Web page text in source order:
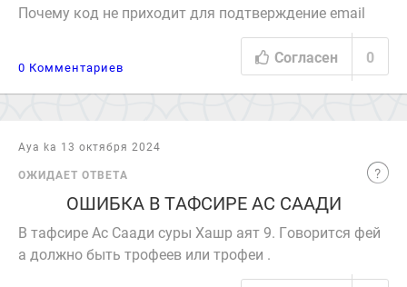
Почему код не приходит для подтверждение email
0 Комментариев
Согласен 0
Aya ka 13 октября 2024
ОЖИДАЕТ ОТВЕТА
ОШИБКА В ТАФСИРЕ АС СААДИ
В тафсире Ас Саади суры Хашр аят 9. Говорится фей
а должно быть трофеев или трофеи .